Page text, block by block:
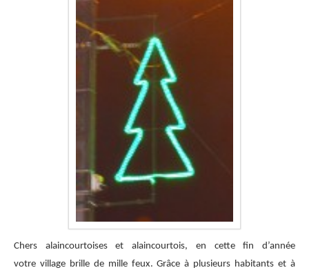
Chers alaincourtoises et alaincourtois, en cette fin d’année
votre village brille de mille feux. Grâce à plusieurs habitants et à